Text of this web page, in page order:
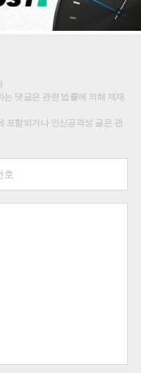
댓글은 관련 법률에 의해 제재
포함되거나 인신공격성 글은 관